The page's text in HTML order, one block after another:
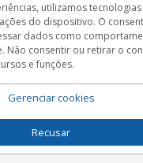
Sex. 9:00h - 15:00h.
em
utilizamos
do dispositivo. O
dados como
Não consentir ou retirar o
e funções.
Gerenciar cookies
Recusar